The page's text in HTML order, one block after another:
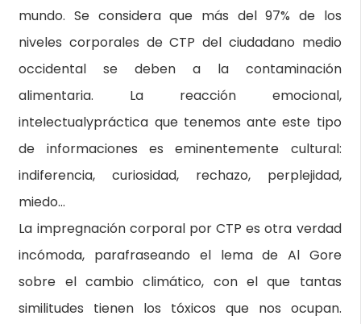
mundo. Se considera que más del 97% de los
niveles corporales de CTP del ciudadano medio
occidental se deben a la contaminación
alimentaria. La reacción emocional,
intelectualypráctica que tenemos ante este tipo
de informaciones es eminentemente cultural:
indiferencia, curiosidad, rechazo, perplejidad,
miedo…
La impregnación corporal por CTP es otra verdad
incómoda, parafraseando el lema de Al Gore
sobre el cambio climático, con el que tantas
similitudes tienen los tóxicos que nos ocupan.